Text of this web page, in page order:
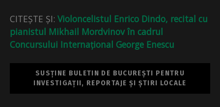
CITEȘTE ȘI: Violoncelistul Enrico Dindo, recital cu
pianistul Mikhail Mordvinov în cadrul
Concursului Internațional George Enescu
SUSȚINE BULETIN DE BUCUREȘTI PENTRU
INVESTIGAȚII, REPORTAJE ȘI ȘTIRI LOCALE